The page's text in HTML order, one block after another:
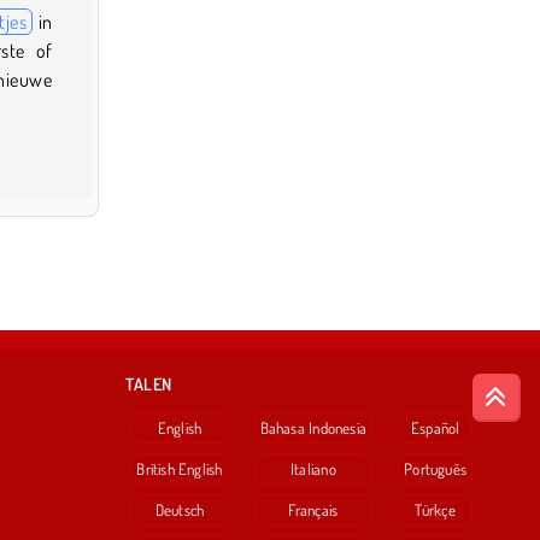
in
of
TALEN
English
British English
Deutsch
Bahasa Indonesia
Italiano
Français
Español
Português
Türkçe